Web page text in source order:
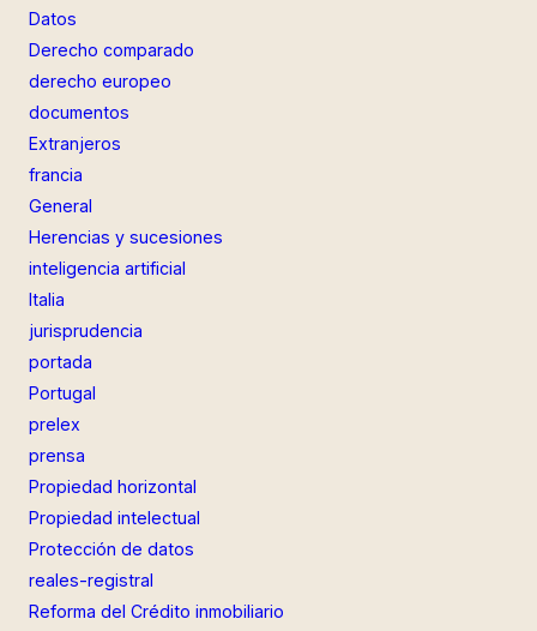
Datos
Derecho comparado
derecho europeo
documentos
Extranjeros
francia
General
Herencias y sucesiones
inteligencia artificial
Italia
jurisprudencia
portada
Portugal
prelex
prensa
Propiedad horizontal
Propiedad intelectual
Protección de datos
reales-registral
Reforma del Crédito inmobiliario